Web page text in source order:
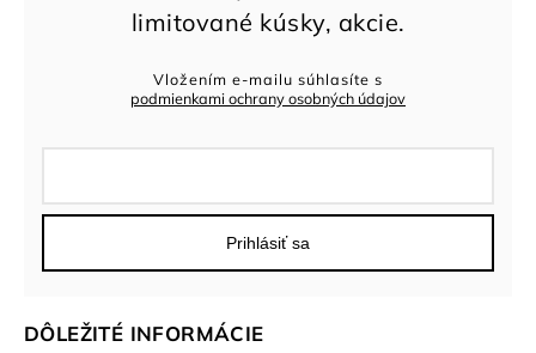
DÔLEŽITÉ INFORMÁCIE
Vložením e-mailu súhlasíte s
podmienkami ochrany osobných údajov
Prihlásiť sa